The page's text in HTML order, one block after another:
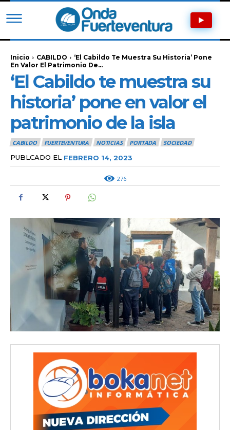
Inicio CABILDO
‘El Cabildo Te Muestra Su Historia’ Pone
En Valor El Patrimonio De...
‘El Cabildo te muestra su
historia’ pone en valor el
patrimonio de la isla
CABILDO FUERTEVENTURA NOTICIAS PORTADA SOCIEDAD
PUBLCADO EL FEBRERO 14, 2023
276